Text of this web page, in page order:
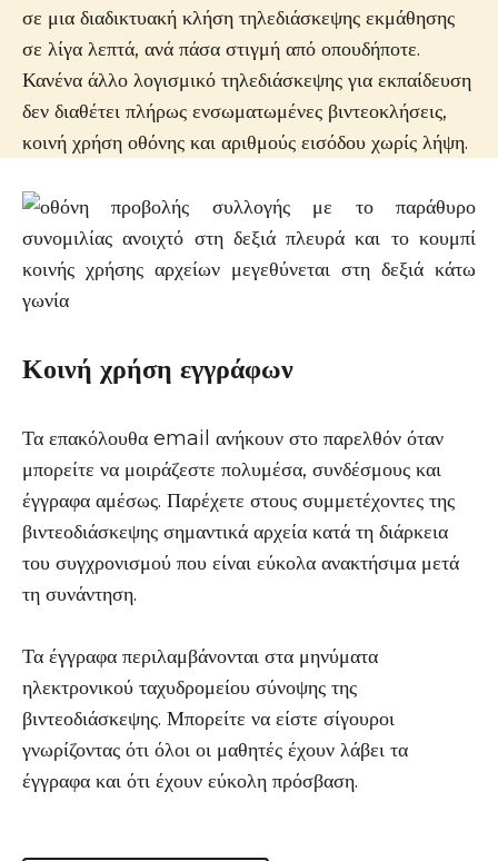
σε μια διαδικτυακή κλήση τηλεδιάσκεψης εκμάθησης
σε λίγα λεπτά, ανά πάσα στιγμή από οπουδήποτε.
Κανένα άλλο λογισμικό τηλεδιάσκεψης για εκπαίδευση
δεν διαθέτει πλήρως ενσωματωμένες βιντεοκλήσεις,
κοινή χρήση οθόνης και αριθμούς εισόδου χωρίς λήψη.
Κοινή χρήση εγγράφων
Τα επακόλουθα email ανήκουν στο παρελθόν όταν
μπορείτε να μοιράζεστε πολυμέσα, συνδέσμους και
έγγραφα αμέσως. Παρέχετε στους συμμετέχοντες της
βιντεοδιάσκεψης σημαντικά αρχεία κατά τη διάρκεια
του συγχρονισμού που είναι εύκολα ανακτήσιμα μετά
τη συνάντηση.
Τα έγγραφα περιλαμβάνονται στα μηνύματα
ηλεκτρονικού ταχυδρομείου σύνοψης της
βιντεοδιάσκεψης. Μπορείτε να είστε σίγουροι
γνωρίζοντας ότι όλοι οι μαθητές έχουν λάβει τα
έγγραφα και ότι έχουν εύκολη πρόσβαση.